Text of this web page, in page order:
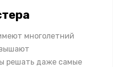
многолетний
решать даже самые